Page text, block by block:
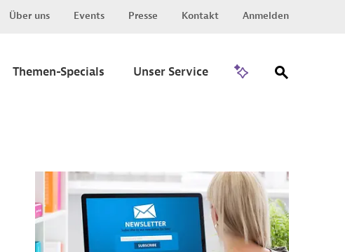
Über uns Events Presse Kontakt Anmelden
Themen-Specials Unser Service